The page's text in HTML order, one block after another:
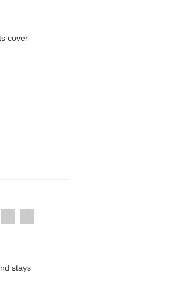
cover
stays